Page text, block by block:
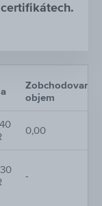
Zobchodovaný
objem
0,00
-